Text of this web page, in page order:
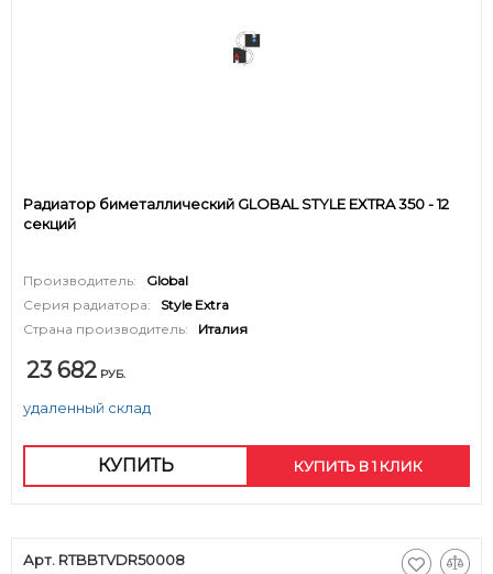
Радиатор биметаллический GLOBAL STYLE EXTRA 350 - 12
секций
Производитель:
Global
Серия радиатора:
Style Extra
Страна производитель:
Италия
23 682 РУБ.
удаленный склад
КУПИТЬ КУПИТЬ В 1 КЛИК
Арт. RTBBTVDR50008